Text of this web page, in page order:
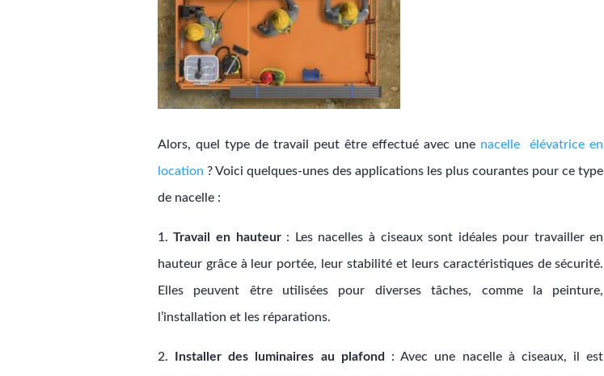
Alors, quel type de travail peut être effectué avec une nacelle élévatrice en
location ? Voici quelques-unes des applications les plus courantes pour ce type
de nacelle :
1. Travail en hauteur: Les nacelles à ciseaux sont idéales pour travailler en
hauteur grâce à leur portée, leur stabilité et leurs caractéristiques de sécurité.
Elles peuvent être utilisées pour diverses tâches, comme la peinture,
l’installation et les réparations.
2. Installer des luminaires au plafond : Avec une nacelle à ciseaux, il est